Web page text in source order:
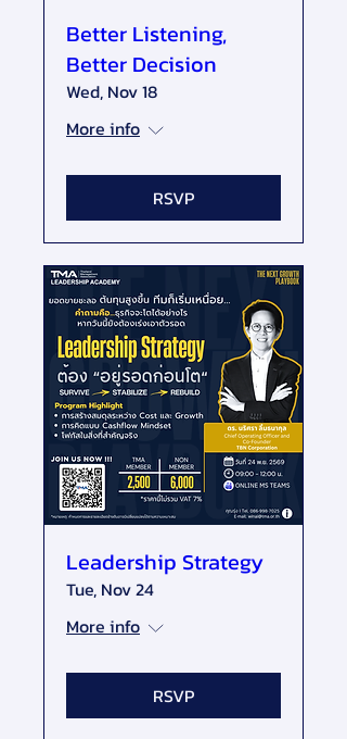
Better Listening,
Better Decision
Wed, Nov 18
More info
RSVP
Leadership Strategy
Tue, Nov 24
More info
RSVP